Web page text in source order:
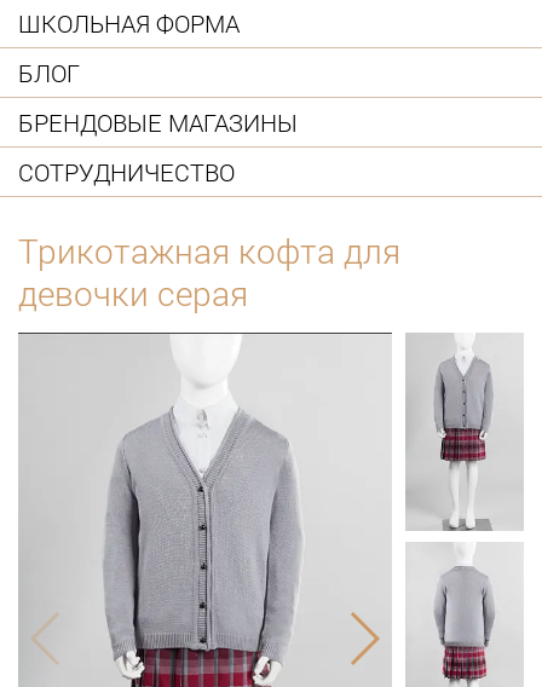
ШКОЛЬНАЯ ФОРМА
БЛОГ
БРЕНДОВЫЕ МАГАЗИНЫ
СОТРУДНИЧЕСТВО
Трикотажная кофта для
девочки серая